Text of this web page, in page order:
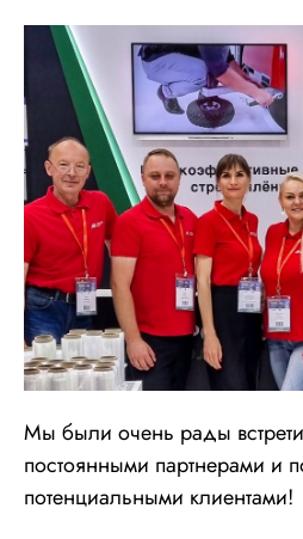
Мы были очень рады
постоянными партнерами и
потенциальными клиентами!